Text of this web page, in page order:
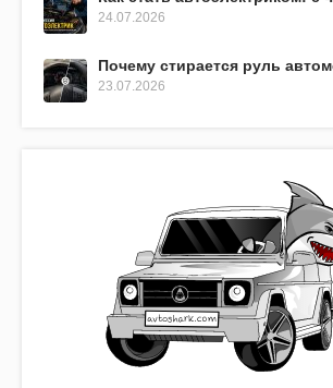
24.07.2026
Почему стирается руль
23.07.2026